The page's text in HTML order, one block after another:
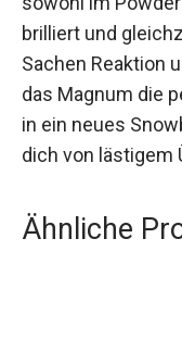
das sowohl im
brilliert und
Sachen Reaktion
das Magnum die
ein in ein neues
Ähnliche